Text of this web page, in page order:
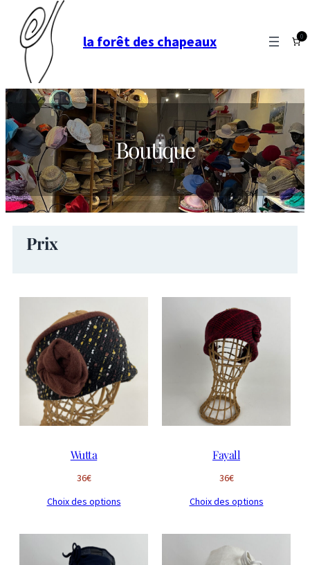
Aller
au
contenu
la forêt des chapeaux 0
Boutique
Prix
Wutta
36€
Choix des options
Fayall
36€
Choix des options